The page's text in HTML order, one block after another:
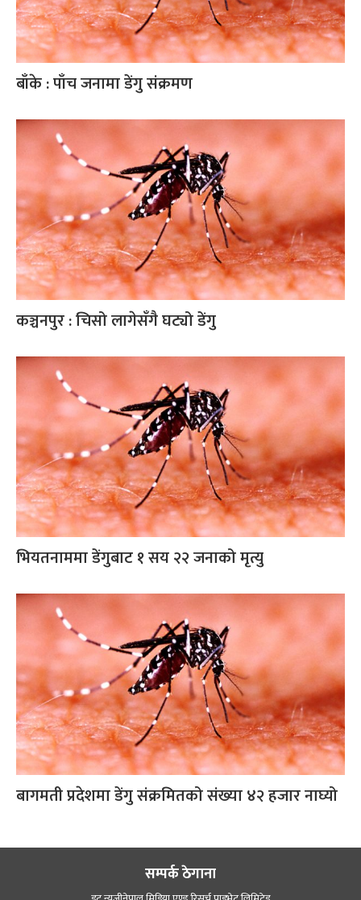
बाँके : पाँच जनामा डेंगु संक्रमण
कञ्चनपुर : चिसो लागेसँगै घट्यो डेंगु
भियतनाममा डेंगुबाट १ सय २२ जनाको मृत्यु
बागमती प्रदेशमा डेंगु संक्रमितको संख्या ४२ हजार नाघ्यो
सम्पर्क ठेगाना